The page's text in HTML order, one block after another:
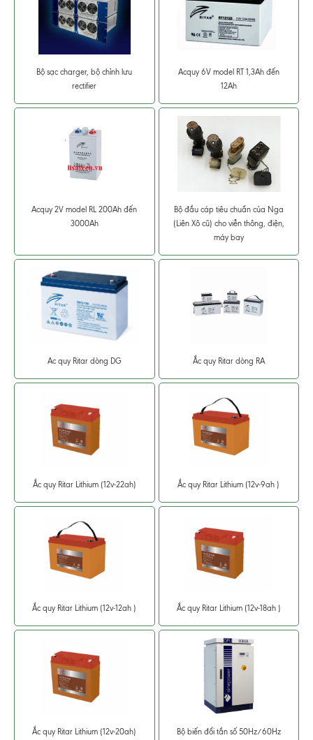
Bộ sạc charger, bộ chỉnh lưu
rectifier
Acquy 6V model RT 1,3Ah đến
12Ah
Acquy 2V model RL 200Ah đến
3000Ah
Bộ đầu cáp tiêu chuẩn của Nga
(Liên Xô cũ) cho viễn thông, điện,
máy bay
Ac quy Ritar dòng DG Ắc quy Ritar dòng RA
Ắc quy Ritar Lithium (12v-22ah) Ắc quy Ritar Lithium (12v-9ah )
Ắc quy Ritar Lithium (12v-12ah ) Ắc quy Ritar Lithium (12v-18ah )
Ắc quy Ritar Lithium (12v-20ah) Bộ biến đổi tần số 50Hz/60Hz